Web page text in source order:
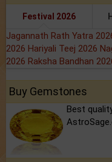
Festival 2026
Jagannath Rath Yatra
2026 Hariyali Teej 2026
2026 Raksha Bandhan
Buy Gemstones
Best